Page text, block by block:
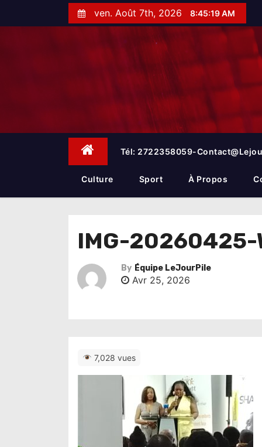
t
ven. Août 7th, 2026 8:45:20 AM
Tél: 2722358059-
Culture Sport À Propos
IMG-20260425-
By Équipe LeJourPile
Avr 25, 2026
7,028 vues